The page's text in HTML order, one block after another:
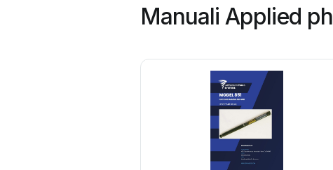
Manuali Applied